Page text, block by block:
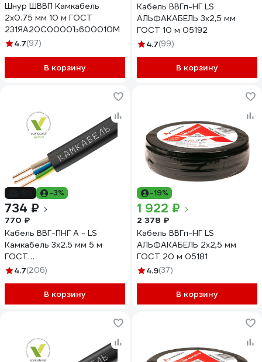
Шнур ШВВП Камкабель
2x0.75 мм 10 м ГОСТ
231ЯA20C0000Ъ600010М
4.7(97)
В корзину
Кабель ВВГп-НГ LS
АЛЬФАКАБЕЛЬ 3х2,5 мм
ГОСТ 10 м 05192
4.7(99)
В корзину
-3%
734 ₽
770 ₽
Кабель ВВГ-ПНГ А - LS
Камкабель 3x2.5 мм 5 м
ГОСТ
1157К30HG00070А0005М
4.7(206)
В корзину
-19%
1 922 ₽
2 378 ₽
Кабель ВВГп-НГ LS
АЛЬФАКАБЕЛЬ 2х2,5 мм
ГОСТ 20 м 05181
4.9(37)
В корзину